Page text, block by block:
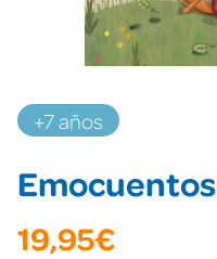
+7 años
Emocuentos
19,95€